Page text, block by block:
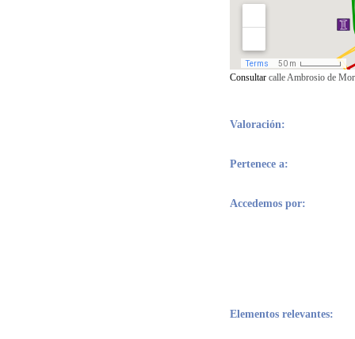
Consultar calle Ambrosio de
Valoración:
Pertenece a:
Accedemos por:
Elementos relevantes: